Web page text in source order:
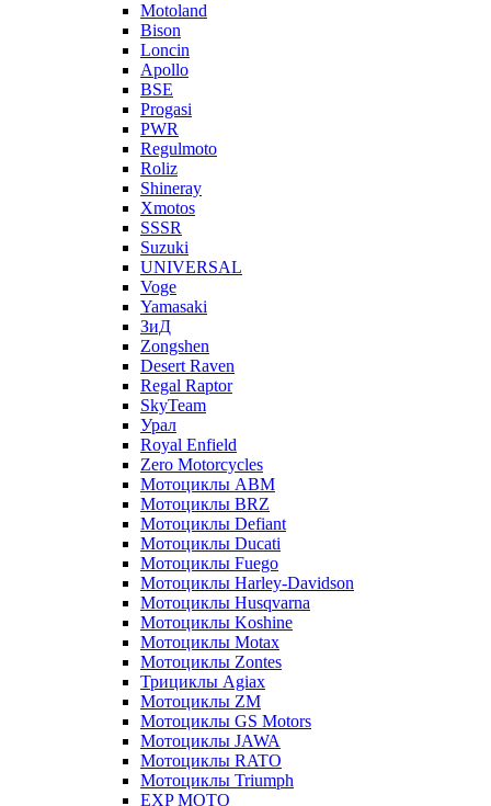
Motoland
Bison
Loncin
Apollo
BSE
Progasi
PWR
Regulmoto
Roliz
Shineray
Xmotos
SSSR
Suzuki
UNIVERSAL
Voge
Yamasaki
ЗиД
Zongshen
Desert Raven
Regal Raptor
SkyTeam
Урал
Royal Enfield
Zero Motorcycles
Мотоциклы ABM
Мотоциклы BRZ
Мотоциклы Defiant
Мотоциклы Ducati
Мотоциклы Fuego
Мотоциклы Harley-Davidson
Мотоциклы Husqvarna
Мотоциклы Koshine
Мотоциклы Motax
Мотоциклы Zontes
Трициклы Agiax
Мотоциклы ZM
Мотоциклы GS Motors
Мотоциклы JAWA
Мотоциклы RATO
Мотоциклы Triumph
EXP MOTO